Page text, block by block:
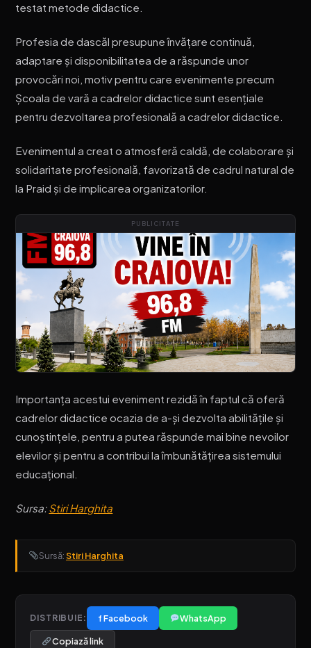
testat metode didactice.
Profesia de dascăl presupune învățare continuă,
adaptare și disponibilitatea de a răspunde unor
provocări noi, motiv pentru care evenimente precum
Școala de vară a cadrelor didactice sunt esențiale
pentru dezvoltarea profesională a cadrelor didactice.
Evenimentul a creat o atmosferă caldă, de colaborare și
solidaritate profesională, favorizată de cadrul natural de
la Praid și de implicarea organizatorilor.
PUBLICITATE
Importanța acestui eveniment rezidă în faptul că oferă
cadrelor didactice ocazia de a-și dezvolta abilitățile și
cunoștințele, pentru a putea răspunde mai bine nevoilor
elevilor și pentru a contribui la îmbunătățirea sistemului
educațional.
Sursa:Stiri Harghita
Sursă:Stiri Harghita
DISTRIBUIE: f Facebook WhatsApp
Copiază link